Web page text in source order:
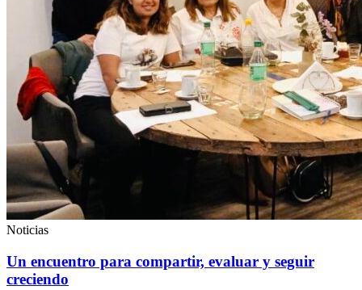
Noticias
Un encuentro para compartir, evaluar y seguir
creciendo